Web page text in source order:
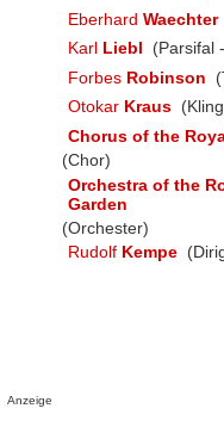
Eberhard Waechter
Karl Liebl
(Parsifal
Forbes Robinson
Otokar Kraus
Chorus of the
(Chor)
Orchestra of the
Garden
(Orchester)
Rudolf Kempe
Anzeige